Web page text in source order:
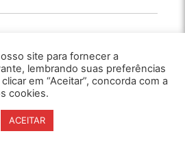
site para fornecer a
lembrando suas preferências
em “Aceitar”, concorda com a
cookies.
ACEITAR